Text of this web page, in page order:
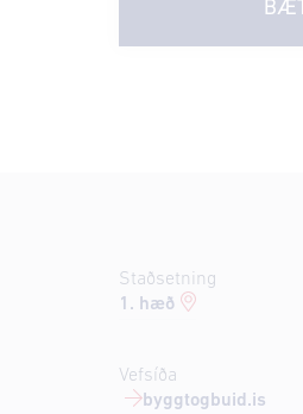
Staðsetning
1. hæð
Vefsíða
byggtogbuid.is